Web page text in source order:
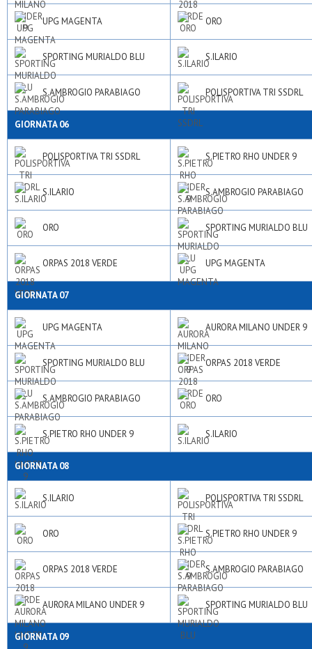
UPG MAGENTA ORO
SPORTING MURIALDO BLU S.ILARIO
S.AMBROGIO PARABIAGO POLISPORTIVA TRI SSDRL
GIORNATA 06
POLISPORTIVA TRI SSDRL S.PIETRO RHO UNDER 9
S.ILARIO S.AMBROGIO PARABIAGO
ORO SPORTING MURIALDO BLU
ORPAS 2018 VERDE UPG MAGENTA
GIORNATA 07
UPG MAGENTA AURORA MILANO UNDER 9
SPORTING MURIALDO BLU ORPAS 2018 VERDE
S.AMBROGIO PARABIAGO ORO
S.PIETRO RHO UNDER 9 S.ILARIO
GIORNATA 08
S.ILARIO POLISPORTIVA TRI SSDRL
ORO S.PIETRO RHO UNDER 9
ORPAS 2018 VERDE S.AMBROGIO PARABIAGO
AURORA MILANO UNDER 9 SPORTING MURIALDO BLU
GIORNATA 09